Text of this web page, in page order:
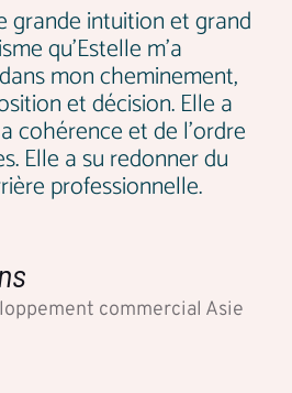
grande intuition et grand
qu'Estelle m'a
mon cheminement,
et décision. Elle a
cohérence et de l'ordre
Elle a su redonner du
professionnelle.
commercial Asie